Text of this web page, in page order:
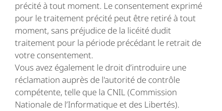
précité à tout moment. Le consentement exprimé
pour le traitement précité peut être retiré à tout
moment, sans préjudice de la licéité dudit
traitement pour la période précédant le retrait de
votre consentement.
Vous avez également le droit d’introduire une
réclamation auprès de l'autorité de contrôle
compétente, telle que la CNIL (Commission
Nationale de l’Informatique et des Libertés).